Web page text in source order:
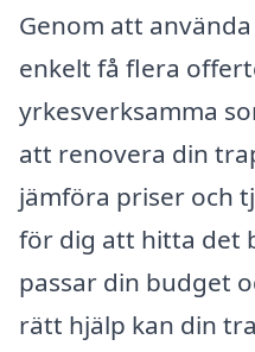
Genom att
enkelt få flera
yrkesverksamma
att renovera din
jämföra priser och
för dig att hitta det
passar din budget
rätt hjälp kan din